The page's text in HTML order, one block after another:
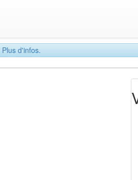
Plus d'infos.